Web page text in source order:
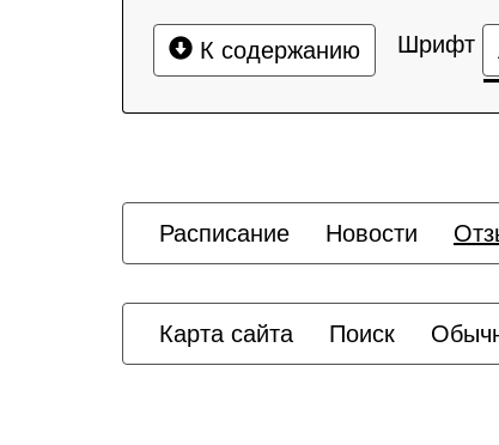
К содержанию Шрифт
Расписание Новости
Карта сайта Поиск